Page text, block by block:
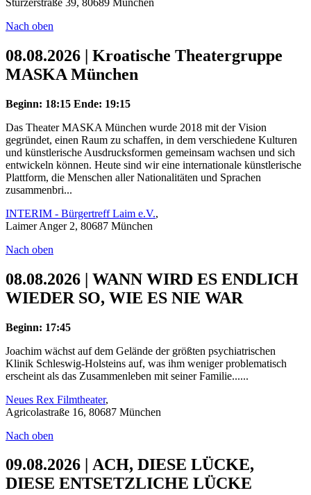
Stürzerstraße 39, 80689 München
Nach oben
08.08.2026 | Kroatische Theatergruppe
MASKA München
Beginn: 18:15 Ende: 19:15
Das Theater MASKA München wurde 2018 mit der Vision
gegründet, einen Raum zu schaffen, in dem verschiedene Kulturen
und künstlerische Ausdrucksformen gemeinsam wachsen und sich
entwickeln können. Heute sind wir eine internationale künstlerische
Plattform, die Menschen aller Nationalitäten und Sprachen
zusammenbri...
INTERIM - Bürgertreff Laim e.V.,
Laimer Anger 2, 80687 München
Nach oben
08.08.2026 | WANN WIRD ES ENDLICH
WIEDER SO, WIE ES NIE WAR
Beginn: 17:45
Joachim wächst auf dem Gelände der größten psychiatrischen
Klinik Schleswig-Holsteins auf, was ihm weniger problematisch
erscheint als das Zusammenleben mit seiner Familie......
Neues Rex Filmtheater,
Agricolastraße 16, 80687 München
Nach oben
09.08.2026 | ACH, DIESE LÜCKE,
DIESE ENTSETZLICHE LÜCKE